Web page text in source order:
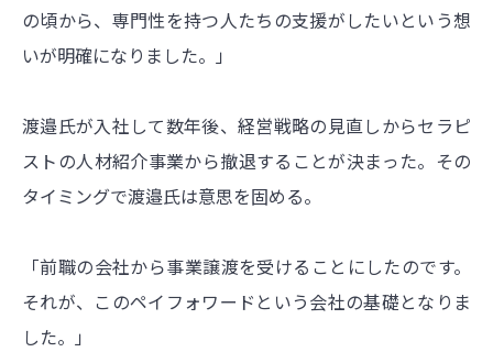
の頃から、専門性を持つ人たちの支援がしたいという想
いが明確になりました。」
渡邉氏が入社して数年後、経営戦略の見直しからセラピ
ストの人材紹介事業から撤退することが決まった。その
タイミングで渡邉氏は意思を固める。
「前職の会社から事業譲渡を受けることにしたのです。
それが、このペイフォワードという会社の基礎となりま
した。」